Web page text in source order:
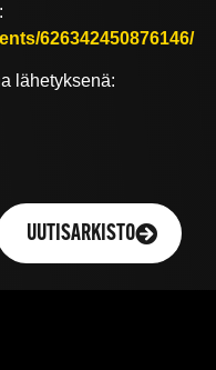
626342450876146/
lähetyksenä:
UUTISARKISTO